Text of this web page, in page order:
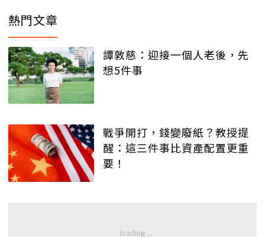
熱門文章
譚敦慈：迎接一個人老後，先
想5件事
戰爭開打，錢變廢紙？教授提
醒：這三件事比資產配置更重
要！